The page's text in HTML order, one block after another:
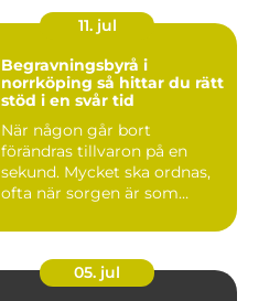
11. jul
Begravningsbyrå i
norrköping så hittar du rätt
stöd i en svår tid
När någon går bort
förändras tillvaron på en
sekund. Mycket ska ordnas,
ofta när sorgen är som
05. jul